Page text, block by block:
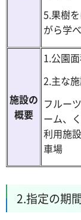
5.果樹
がら学
施設の
概要
1.公園
2.主な
フルー
ーム、
利用施
車場
2.指定の期